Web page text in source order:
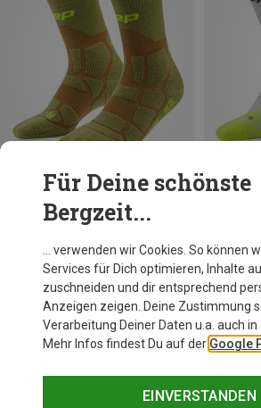
Du sparst 30%
Für Deine schönste
Bergzeit...
… verwenden wir Cookies. So können
Services für Dich optimieren, Inhalte
zuschneiden und dir entsprechend
Anzeigen zeigen. Deine Zustimmung
Verarbeitung Deiner Daten u.a. auch in
Mehr Infos findest Du auf der Google
EINVERSTANDEN